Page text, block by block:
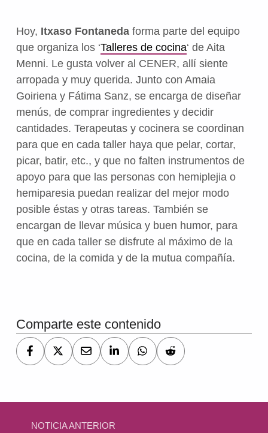
Hoy, Itxaso Fontanedaforma parte del equipo
que organiza los ‘Talleres de cocina‘ de Aita
Menni. Le gusta volver al CENER, allí siente
arropada y muy querida. Junto con Amaia
Goiriena y Fátima Sanz, se encarga de diseñar
menús, de comprar ingredientes y decidir
cantidades. Terapeutas y cocinera se coordinan
para que en cada taller haya que pelar, cortar,
picar, batir, etc., y que no falten instrumentos de
apoyo para que las personas con hemiplejia o
hemiparesia puedan realizar del mejor modo
posible éstas y otras tareas. También se
encargan de llevar música y buen humor, para
que en cada taller se disfrute al máximo de la
cocina, de la comida y de la mutua compañía.
Comparte este contenido
Navegación de entradas
NOTICIA ANTERIOR